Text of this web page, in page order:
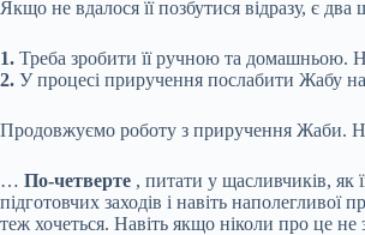
Якщо не вдалося її позбутися відразу, є два
1. Треба зробити її ручною та домашньою.
2. У процесі приручення послабити Жабу
Продовжуємо роботу з приручення Жаби.
… По-четверте , питати у щасливчиків, як
підготовчих заходів і навіть
теж хочеться. Навіть якщо ніколи про це